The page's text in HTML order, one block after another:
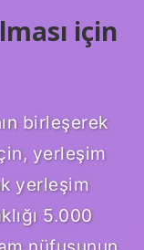
için
birleşerek
yerleşim
yerleşim
5.000